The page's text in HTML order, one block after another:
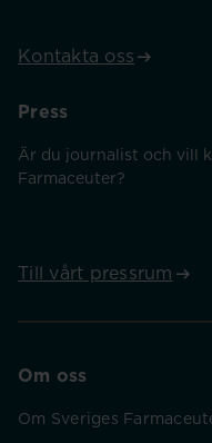
Kontakta oss
Press
Är du journalist och vill
Farmaceuter?
Till vårt pressrum
Om oss
Om Sveriges